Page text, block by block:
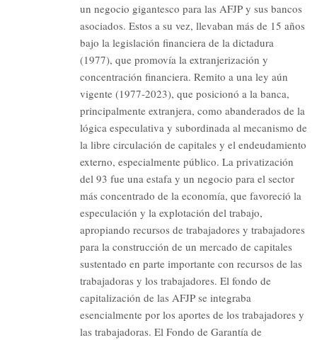
un negocio gigantesco para las AFJP y sus bancos
asociados. Estos a su vez, llevaban más de 15 años
bajo la legislación financiera de la dictadura
(1977), que promovía la extranjerización y
concentración financiera. Remito a una ley aún
vigente (1977-2023), que posicionó a la banca,
principalmente extranjera, como abanderados de la
lógica especulativa y subordinada al mecanismo de
la libre circulación de capitales y el endeudamiento
externo, especialmente público. La privatización
del 93 fue una estafa y un negocio para el sector
más concentrado de la economía, que favoreció la
especulación y la explotación del trabajo,
apropiando recursos de trabajadores y trabajadores
para la construcción de un mercado de capitales
sustentado en parte importante con recursos de las
trabajadoras y los trabajadores. El fondo de
capitalización de las AFJP se integraba
esencialmente por los aportes de los trabajadores y
las trabajadoras. El Fondo de Garantía de